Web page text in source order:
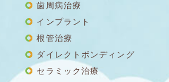
歯周病治療
インプラント
根管治療
ダイレクトボンディング
セラミック治療